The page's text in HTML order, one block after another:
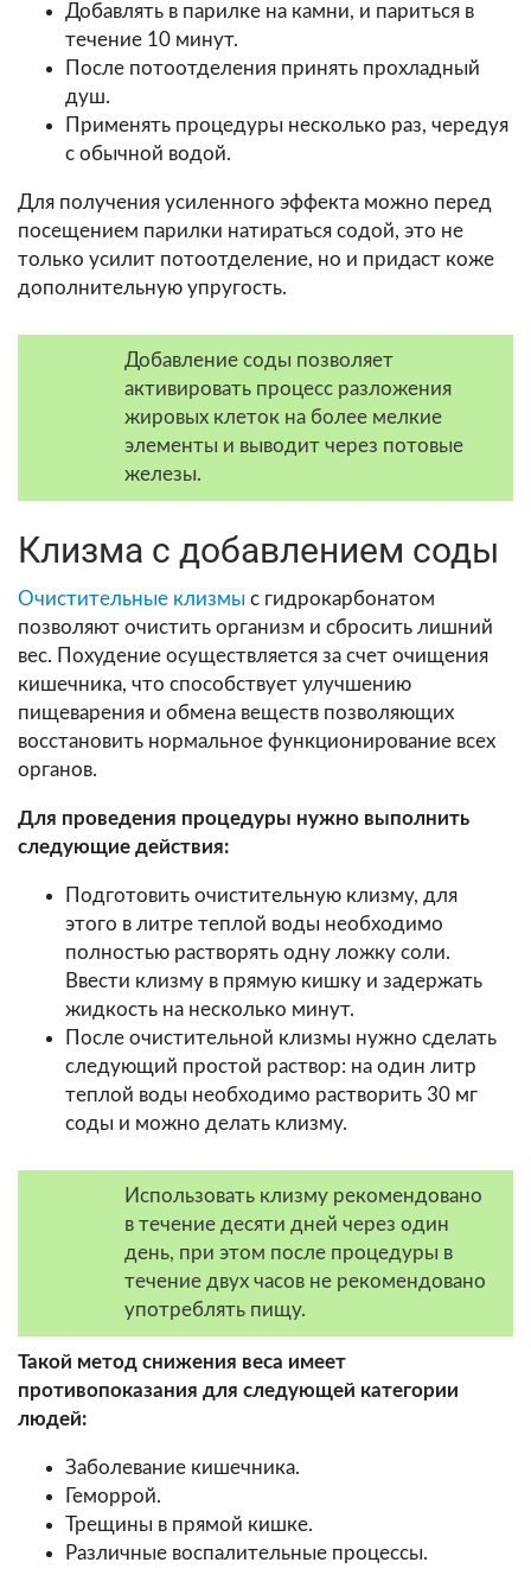
Добавлять в парилке на камни, и париться в
течение 10 минут.
После потоотделения принять прохладный
душ.
Применять процедуры несколько раз, чередуя
с обычной водой.
Для получения усиленного эффекта можно перед
посещением парилки натираться содой, это не
только усилит потоотделение, но и придаст коже
дополнительную упругость.
Добавление соды позволяет
активировать процесс разложения
жировых клеток на более мелкие
элементы и выводит через потовые
железы.
Клизма с добавлением соды
Очистительные клизмы с гидрокарбонатом
позволяют очистить организм и сбросить лишний
вес. Похудение осуществляется за счет очищения
кишечника, что способствует улучшению
пищеварения и обмена веществ позволяющих
восстановить нормальное функционирование всех
органов.
Для проведения процедуры нужно выполнить
следующие действия:
Подготовить очистительную клизму, для
этого в литре теплой воды необходимо
полностью растворять одну ложку соли.
Ввести клизму в прямую кишку и задержать
жидкость на несколько минут.
После очистительной клизмы нужно сделать
следующий простой раствор: на один литр
теплой воды необходимо растворить 30 мг
соды и можно делать клизму.
Использовать клизму рекомендовано
в течение десяти дней через один
день, при этом после процедуры в
течение двух часов не рекомендовано
употреблять пищу.
Такой метод снижения веса имеет
противопоказания для следующей категории
людей:
Заболевание кишечника.
Геморрой.
Трещины в прямой кишке.
Различные воспалительные процессы.